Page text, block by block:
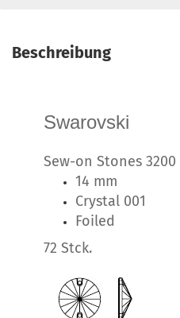
Beschreibung
Swarovski
Sew-on Stones 3200
14 mm
Crystal 001
Foiled
72 Stck.